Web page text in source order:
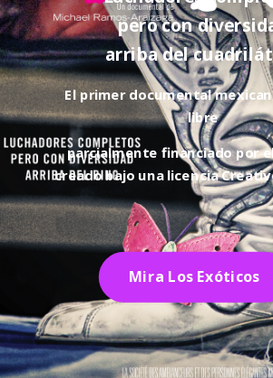
pero con
arriba del
El primer documental
libre
parcialmente financiado por
creado bajo una licencia
Mira Los Exóticos